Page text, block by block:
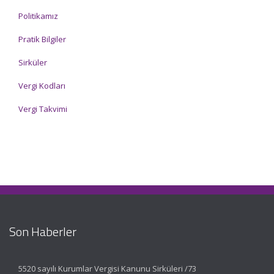
Politikamız
Pratik Bilgiler
Sirküler
Vergi Kodları
Vergi Takvimi
Son Haberler
5520 sayılı Kurumlar Vergisi Kanunu Sirküleri /73